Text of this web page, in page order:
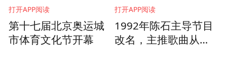
打开APP阅读
第十七届北京奥运城
市体育文化节开幕
打开APP阅读
1992年陈石主导节目
改名，主推歌曲从粤